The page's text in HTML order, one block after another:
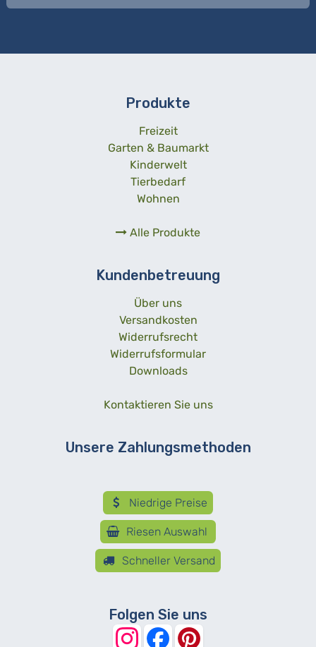
Produkte
Freizeit
Garten & Baumarkt
Kinderwelt
Tierbedarf
Wohnen
Alle Produkte
Kundenbetreuung
Über uns
Versandkosten
Widerrufsrecht
Widerrufsformular
Downloads
Kontaktieren Sie uns
Unsere Zahlungsmethoden
Niedrige Preise
Riesen Auswahl
Schneller Versand
Folgen Sie uns